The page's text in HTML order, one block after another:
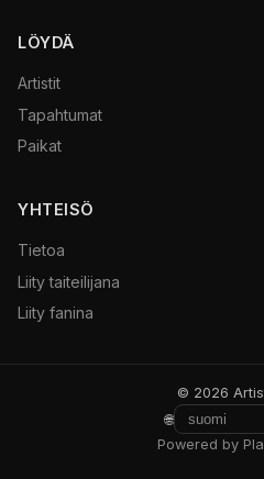
LÖYDÄ
Artistit
Tapahtumat
Paikat
YHTEISÖ
Tietoa
Liity taiteilijana
Liity fanina
© 2026
🌐
Powered by